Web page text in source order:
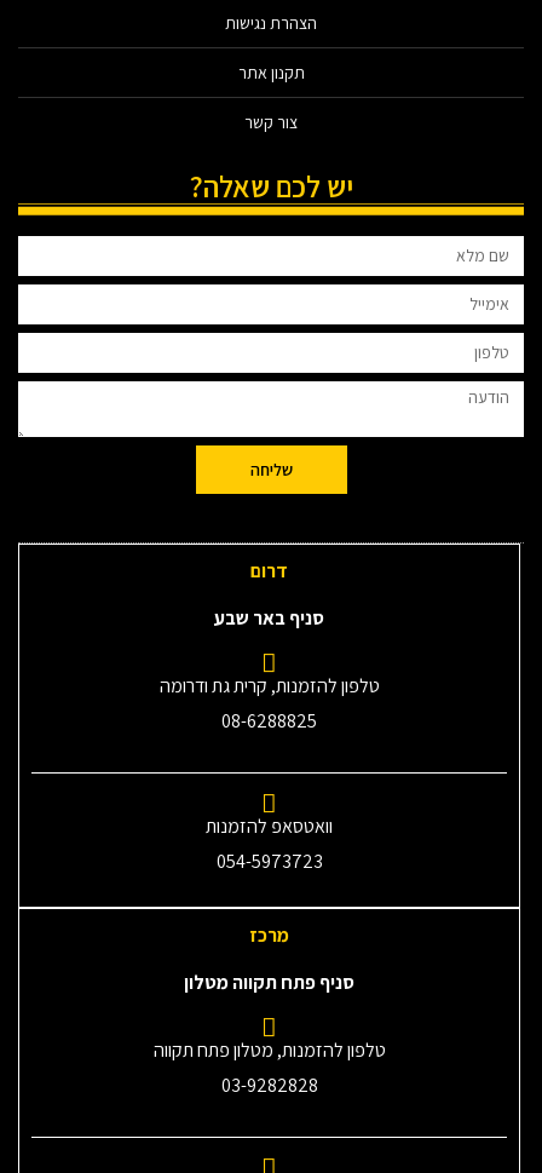
הצהרת נגישות
תקנון אתר
צור קשר
יש לכם שאלה?
שליחה
דרום
סניף באר שבע
טלפון להזמנות, קרית גת ודרומה
08-6288825
וואטסאפ להזמנות
054-5973723
מרכז
סניף פתח תקווה מטלון
טלפון להזמנות, מטלון פתח תקווה
03-9282828